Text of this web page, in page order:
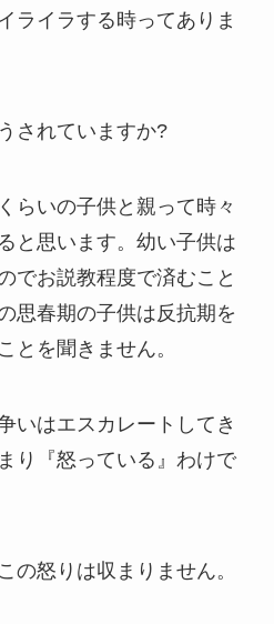
ライラする時ってありま
されていますか?
らいの子供と親って時々
と思います。幼い子供は
でお説教程度で済むこと
思春期の子供は反抗期を
とを聞きません。
いはエスカレートしてき
り『怒っている』わけで
の怒りは収まりません。